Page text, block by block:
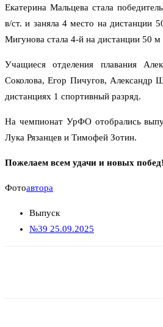
Екатерина Мальцева стала
в/ст. и заняла 4 место на дистанции
Мигунова стала 4-й на дистанции 50 м
Учащиеся отделения плавания
Соколова, Егор Пичугов, Александр
дистанциях 1 спортивный разряд.
На чемпионат УрФО отобрались
Лука Рязанцев и Тимофей Зотин.
Пожелаем всем удачи и новых побед!
Фотоавтора
Выпуск
№39 25.09.2025